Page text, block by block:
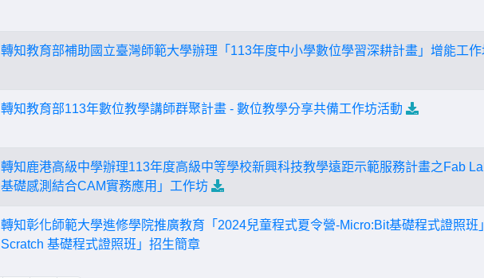
轉知教育部補助國立臺灣師範大學辦理「113年度中小學數位學習深耕計畫」增能工作
轉知教育部113年數位教學講師群聚計畫 - 數位教學分享共備工作坊活動
轉知鹿港高級中學辦理113年度高級中等學校新興科技教學遠距示範服務計畫之Fab
基礎感測結合CAM實務應用」工作坊
轉知彰化師範大學進修學院推廣教育「2024兒童程式夏令營-Micro:Bit基礎程式證照
Scratch 基礎程式證照班」招生簡章